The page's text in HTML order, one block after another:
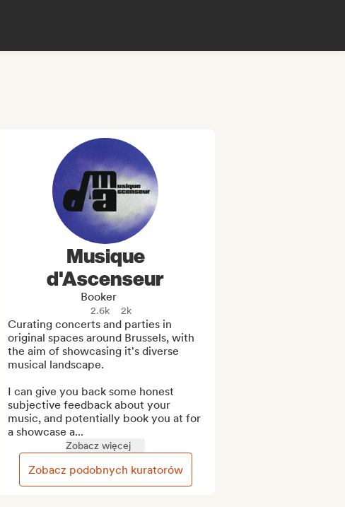
Musique
d'Ascenseur
Booker
2.6k 2k
Curating concerts and parties in
original spaces around Brussels, with
the aim of showcasing it's diverse
musical landscape.
I can give you back some honest
subjective feedback about your
music, and potentially book you at for
a showcase a...
Zobacz więcej
Zobacz podobnych kuratorów